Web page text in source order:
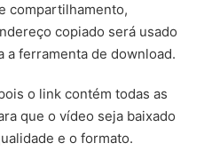
compartilhamento,
copiado será usado
a ferramenta de download.
o link contém todas as
que o vídeo seja baixado
e o formato.